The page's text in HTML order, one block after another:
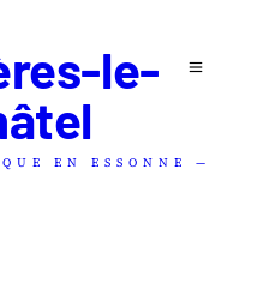
le-
EN ESSONNE —